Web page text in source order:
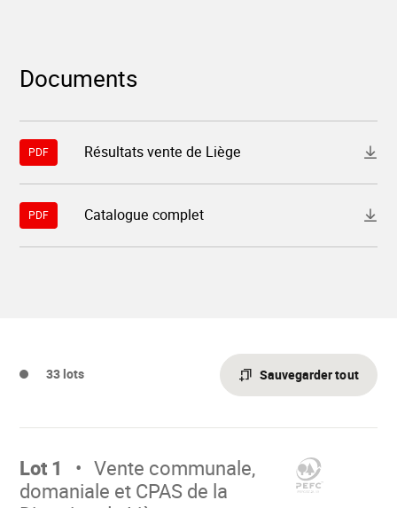
Documents
Télécharger
le
"11387-
resultats-
vente-
de-
liege.pdf"
PDF Résultats vente de Liège
Télécharger
le
"11387-
PDF Catalogue complet
33 lots Sauvegarder tout
Aller
Lot 1
Vente communale,
domaniale et CPAS de la